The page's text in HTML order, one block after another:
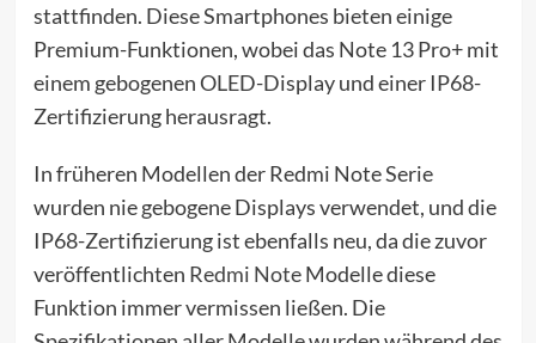
stattfinden. Diese Smartphones bieten einige
Premium-Funktionen, wobei das Note 13 Pro+ mit
einem gebogenen OLED-Display und einer IP68-
Zertifizierung herausragt.
In früheren Modellen der Redmi Note Serie
wurden nie gebogene Displays verwendet, und die
IP68-Zertifizierung ist ebenfalls neu, da die zuvor
veröffentlichten Redmi NoteModelle diese
Funktion immer vermissen ließen. Die